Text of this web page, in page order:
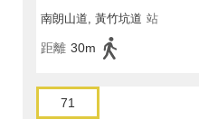
南朗山道, 黃竹坑道 站
距離 30m
71